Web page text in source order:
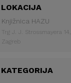
LOKACIJA
Knjižnica HAZU
Trg J. J. Strossmayera 14,
Zagreb
KATEGORIJA